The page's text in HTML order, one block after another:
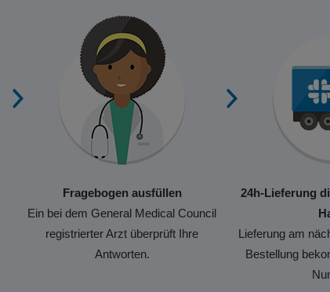
Fragebogen ausfüllen
Ein bei dem General Medical Council
registrierter Arzt überprüft Ihre
Antworten.
24h-Lieferung
Lieferung am
Bestellung